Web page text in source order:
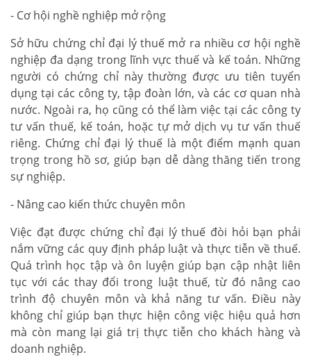
- Cơ hội nghề nghiệp mở rộng
Sở hữu chứng chỉ đại lý thuế mở ra nhiều cơ hội nghề
nghiệp đa dạng trong lĩnh vực thuế và kế toán. Những
người có chứng chỉ này thường được ưu tiên tuyển
dụng tại các công ty, tập đoàn lớn, và các cơ quan nhà
nước. Ngoài ra, họ cũng có thể làm việc tại các công ty
tư vấn thuế, kế toán, hoặc tự mở dịch vụ tư vấn thuế
riêng. Chứng chỉ đại lý thuế là một điểm mạnh quan
trọng trong hồ sơ, giúp bạn dễ dàng thăng tiến trong
sự nghiệp.
- Nâng cao kiến thức chuyên môn
Việc đạt được chứng chỉ đại lý thuế đòi hỏi bạn phải
nắm vững các quy định pháp luật và thực tiễn về thuế.
Quá trình học tập và ôn luyện giúp bạn cập nhật liên
tục với các thay đổi trong luật thuế, từ đó nâng cao
trình độ chuyên môn và khả năng tư vấn. Điều này
không chỉ giúp bạn thực hiện công việc hiệu quả hơn
mà còn mang lại giá trị thực tiễn cho khách hàng và
doanh nghiệp.